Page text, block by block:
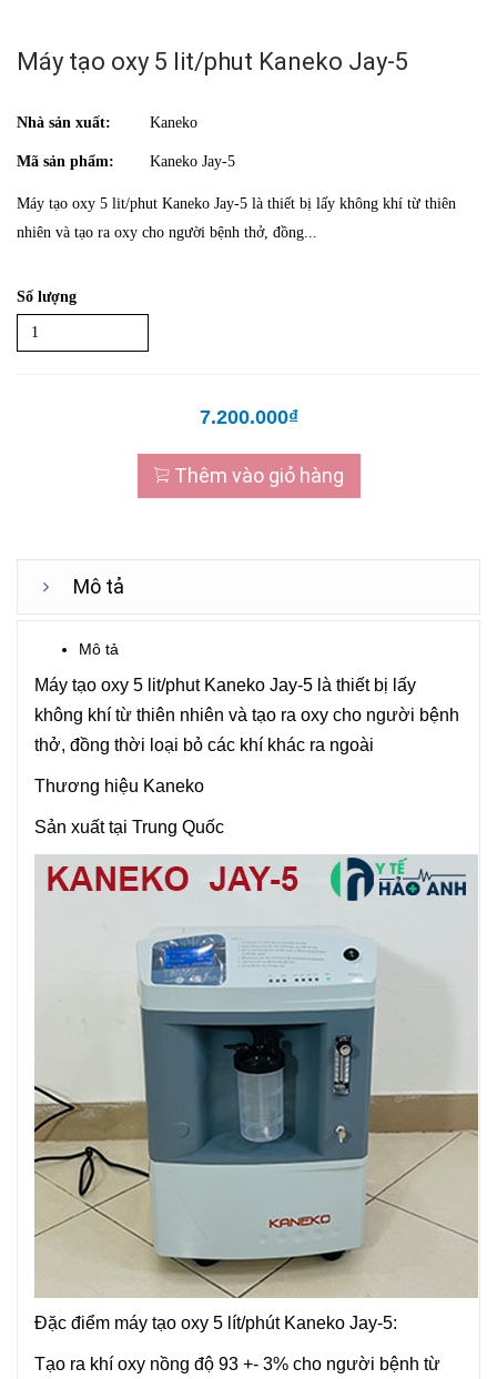
Máy tạo oxy 5 lit/phut Kaneko Jay-5
Nhà sản xuất: Kaneko
Mã sản phẩm: Kaneko Jay-5
Máy tạo oxy 5 lit/phut Kaneko Jay-5 là thiết bị lấy không khí từ thiên
nhiên và tạo ra oxy cho người bệnh thở, đồng...
Số lượng
7.200.000₫
Thêm vào giỏ hàng
Mô tả
Mô tả
Máy tạo oxy 5 lit/phut Kaneko Jay-5 là thiết bị lấy
không khí từ thiên nhiên và tạo ra oxy cho người bệnh
thở, đồng thời loại bỏ các khí khác ra ngoài
Thương hiệu Kaneko
Sản xuất tại Trung Quốc
Đặc điểm máy tạo oxy 5 lít/phút Kaneko Jay-5:
Tạo ra khí oxy nồng độ 93 +- 3% cho người bệnh từ